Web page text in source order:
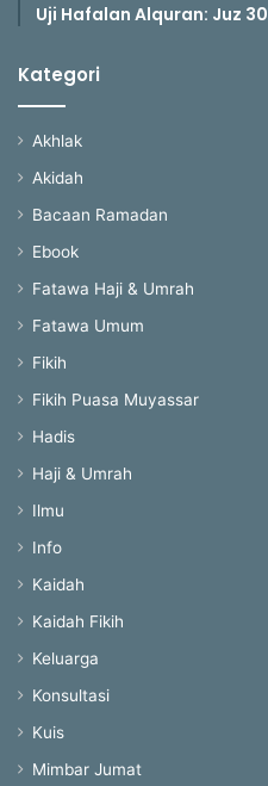
Uji Hafalan Alquran: Juz 30
Kategori
Akhlak
Akidah
Bacaan Ramadan
Ebook
Fatawa Haji & Umrah
Fatawa Umum
Fikih
Fikih Puasa Muyassar
Hadis
Haji & Umrah
Ilmu
Info
Kaidah
Kaidah Fikih
Keluarga
Konsultasi
Kuis
Mimbar Jumat